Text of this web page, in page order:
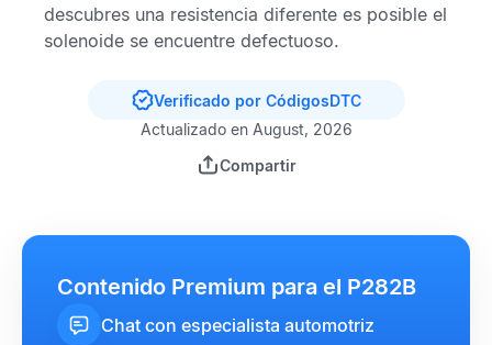
descubres una resistencia diferente es posible el
solenoide se encuentre defectuoso.
Verificado por CódigosDTC
Actualizado en August, 2026
Compartir
Contenido Premium para el P282B
Chat con especialista automotriz